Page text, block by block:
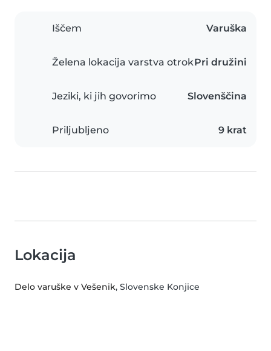
Iščem Varuška
Želena lokacija varstva otrokPri družini
Jeziki, ki jih govorimo Slovenščina
Priljubljeno 9 krat
Lokacija
Delo varuške v Vešenik, Slovenske Konjice